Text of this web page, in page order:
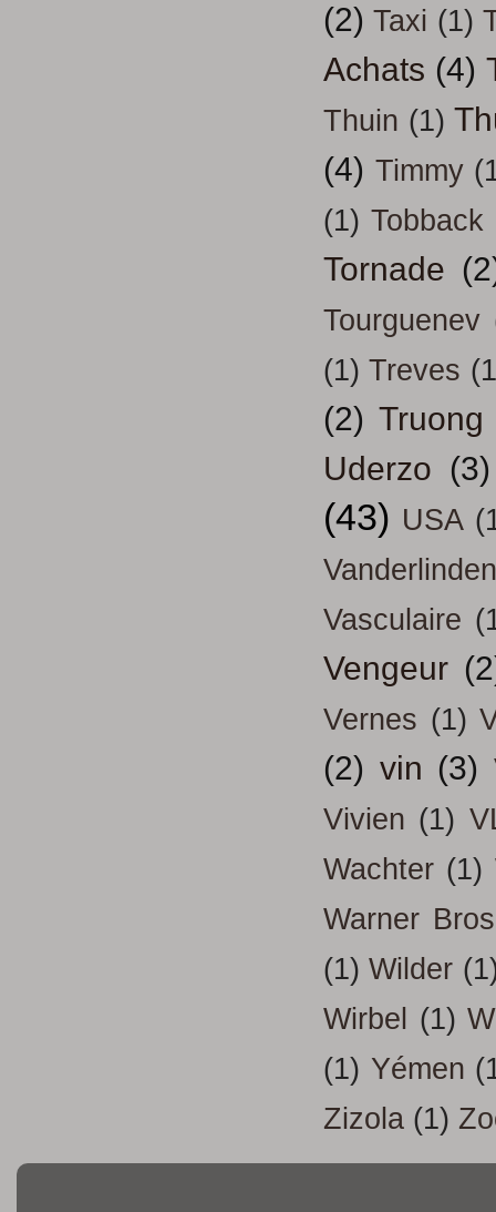
(2) Taxi (1)
Achats (4)
Thuin (1)
(4) Timmy
(1) Tobback
Tornade
Tourguenev
(1) Treves
(2) Truong
Uderzo (3)
(43) USA
Vanderlinden
Vasculaire
Vengeur
Vernes (1)
(2) vin (3)
Vivien (1)
Wachter (1)
Warner Bros
(1) Wilder
Wirbel
(1)
(1) Yémen
Zizola (1)